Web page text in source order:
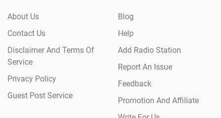
About Us
Contact Us
Disclaimer And Terms Of
Service
Privacy Policy
Guest Post Service
Blog
Help
Add Radio Station
Report An Issue
Feedback
Promotion And Affiliate